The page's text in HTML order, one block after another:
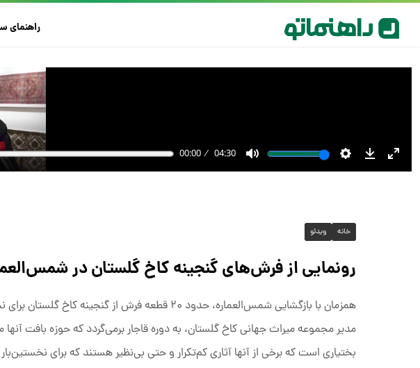
راهنمای
خانه ویدئو
رونمایی از فرش‌های گنجینه کاخ گلستان در
همزمان با بازگشایی شمس‌العماره، حدود ۲۰ قطعه
مدیر مجموعه میراث جهانی کاخ گلستان، به دوره قاجار برمی‌گردد که حوزه بافت آنها
بختیاری است که برخی از آنها آثاری کم‌تکرار و حتی بی‌نظیر هستند که برای